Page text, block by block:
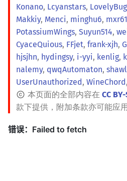
Konano, Lcyanstars,
Makkiy, Menci, minghu6,
PotassiumWings, Suyun514,
CyaceQuious, FFjet, frank-xjh,
hjsjhn, hydingsy, i-yyi, kenlig,
nalemy, qwqAutomaton,
UserUnauthorized , WineChord ,
本页面的全部内容在 CC
款下提供，附加条款亦可能应用